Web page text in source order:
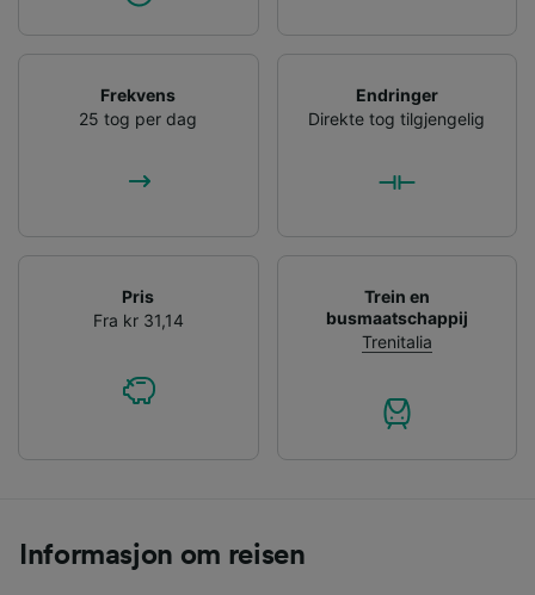
Frekvens
25 tog per dag
Endringer
Direkte tog tilgjengelig
Pris
Fra kr 31,14
Trein en
busmaatschappij
Trenitalia
Informasjon om reisen